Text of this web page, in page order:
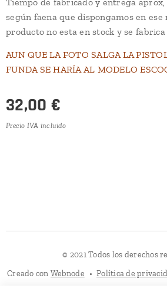
según faena que dispongamos en
producto no esta en stock y se fabrica
AUN QUE LA FOTO SALGA LA
FUNDA SE HARÍA AL MODELO
32,00 €
Precio IVA incluido
© 2021 Todos los derechos
Creado con Webnode Política de